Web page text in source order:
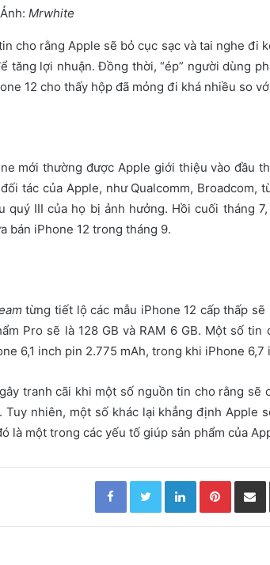
Mrwhite
cho rằng Apple sẽ bỏ cục sạc và tai nghe đi
tăng lợi nhuận. Đồng thời, “ép” người dùng
12 cho thấy hộp đã mỏng đi khá nhiều so
mới thường được Apple giới thiệu vào đầu
tác của Apple, như Qualcomm, Broadcom,
quý III của họ bị ảnh hưởng. Hồi cuối tháng
bán iPhone 12 trong tháng 9.
từng tiết lộ các mẫu iPhone 12 cấp thấp
Pro sẽ là 128 GB và RAM 6 GB. Một số
6,1 inch pin 2.775 mAh, trong khi iPhone
tranh cãi khi một số nguồn tin cho rằng sẽ
nhiên, một số khác lại khẳng định Apple
là một trong các yếu tố giúp sản phẩm của
Facebook Twitter LinkedIn Pinterest Chia sẻ qua email